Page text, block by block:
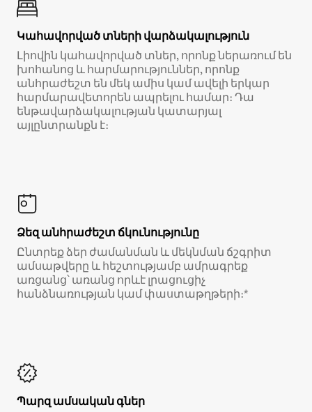
Կահավորված տների վարձակալություն
Լիովին կահավորված տներ, որոնք ներառում են
խոհանոց և հարմարություններ, որոնք
անհրաժեշտ են մեկ ամիս կամ ավելի երկար
հարմարավետորեն ապրելու համար։ Դա
ենթավարձակալության կատարյալ
այլընտրանքն է։
Ձեզ անհրաժեշտ ճկունությունը
Ընտրեք ձեր ժամանման և մեկնման ճշգրիտ
ամսաթվերը և հեշտությամբ ամրագրեք
առցանց՝ առանց որևէ լրացուցիչ
հանձնառության կամ փաստաթղթերի։*
Պարզ ամսական գներ